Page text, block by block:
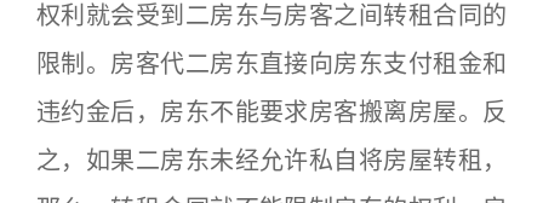
权利就会受到二房东与房客之间转租合同的
限制。房客代二房东直接向房东支付租金和
违约金后，房东不能要求房客搬离房屋。反
之，如果二房东未经允许私自将房屋转租，